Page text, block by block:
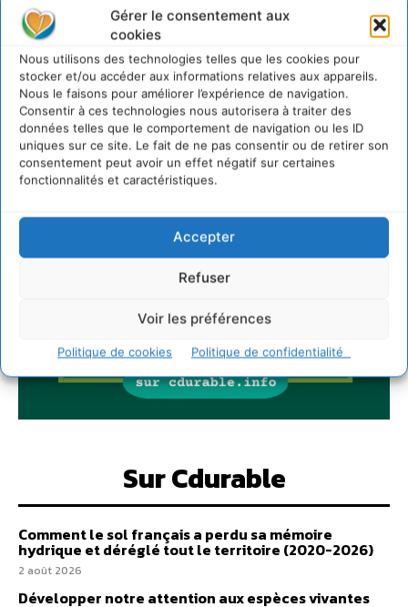
Gérer le consentement aux
cookies
Nous utilisons des technologies telles que les cookies pour
stocker et/ou accéder aux informations relatives aux appareils.
Nous le faisons pour améliorer l’expérience de navigation.
Consentir à ces technologies nous autorisera à traiter des
données telles que le comportement de navigation ou les ID
uniques sur ce site. Le fait de ne pas consentir ou de retirer son
consentement peut avoir un effet négatif sur certaines
fonctionnalités et caractéristiques.
Accepter
Refuser
Voir les préférences
Politique de cookies Politique de confidentialité
Sur Cdurable
Comment le sol français a perdu sa mémoire
hydrique et déréglé tout le territoire (2020-2026)
2 août 2026
Développer notre attention aux espèces vivantes